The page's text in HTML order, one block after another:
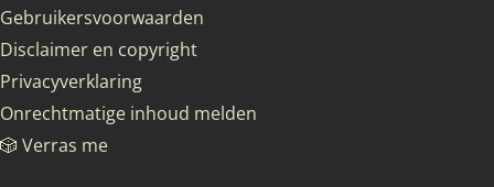
Gebruikersvoorwaarden
Disclaimer en copyright
Privacyverklaring
Onrechtmatige inhoud melden
🎲 Verras me